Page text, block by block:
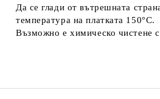
Да се глади от вътрешната
температура на платката 150°C.
Възможно е химическо чистене